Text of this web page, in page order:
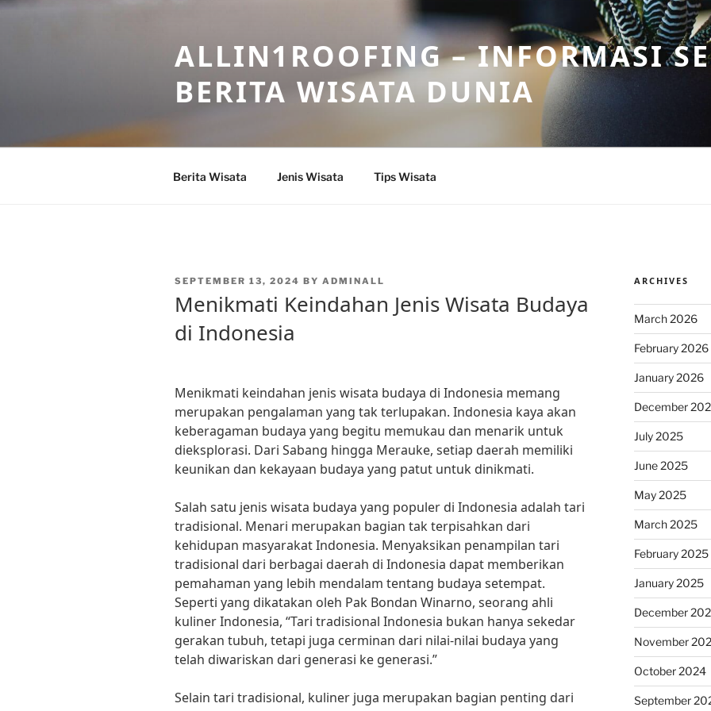
Skip
ALLIN1ROOFING – INFORMASI
BERITA WISATA DUNIA
Berita Wisata Jenis Wisata Tips Wisata
POSTED
SEPTEMBER 13, 2024 BY ADMINALL
Menikmati Keindahan Jenis Wisata Budaya
di Indonesia
Menikmati keindahan jenis wisata budaya di Indonesia memang
merupakan pengalaman yang tak terlupakan. Indonesia kaya akan
keberagaman budaya yang begitu memukau dan menarik untuk
dieksplorasi. Dari Sabang hingga Merauke, setiap daerah memiliki
keunikan dan kekayaan budaya yang patut untuk dinikmati.
Salah satu jenis wisata budaya yang populer di Indonesia adalah tari
tradisional. Menari merupakan bagian tak terpisahkan dari
kehidupan masyarakat Indonesia. Menyaksikan penampilan tari
tradisional dari berbagai daerah di Indonesia dapat memberikan
pemahaman yang lebih mendalam tentang budaya setempat.
Seperti yang dikatakan oleh Pak Bondan Winarno, seorang ahli
kuliner Indonesia, “Tari tradisional Indonesia bukan hanya sekedar
gerakan tubuh, tetapi juga cerminan dari nilai-nilai budaya yang
telah diwariskan dari generasi ke generasi.”
Selain tari tradisional, kuliner juga merupakan bagian penting dari
ARCHIVES
March 2026
February 2026
January 2026
December
July 2025
June 2025
May 2025
March 2025
February 2025
January 2025
December
November
October 2024
September